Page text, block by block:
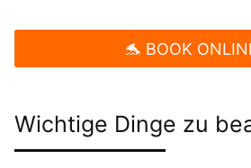
🐬 BOOK
Wichtige Dinge zu